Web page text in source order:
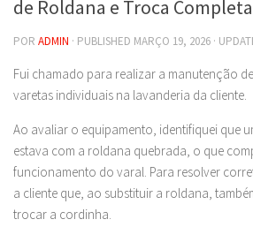
de Roldana e Troca
POR ADMIN · PUBLISHED MARÇO 19, 2026 ·
Fui chamado para realizar a manutenção
varetas individuais na lavanderia da cliente.
Ao avaliar o equipamento, identifiquei que
estava com a roldana quebrada, o que
funcionamento do varal. Para resolver
a cliente que, ao substituir a roldana,
trocar a cordinha.